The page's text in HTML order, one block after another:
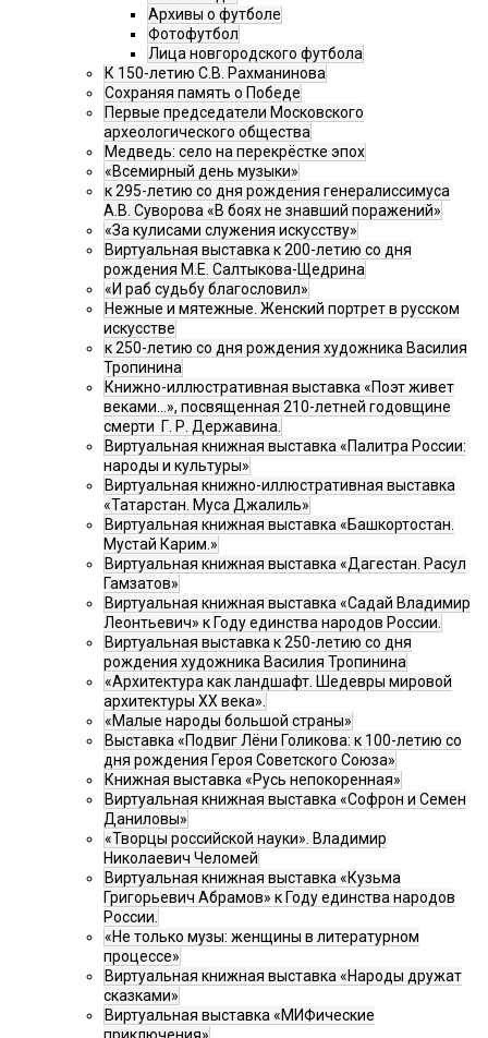
Архивы о футболе
Фотофутбол
Лица новгородского футбола
К 150-летию С.В. Рахманинова
Сохраняя память о Победе
Первые председатели Московского
археологического общества
Медведь: село на перекрёстке эпох
«Всемирный день музыки»
к 295-летию со дня рождения генералиссимуса
А.В. Суворова «В боях не знавший поражений»
«За кулисами служения искусству»
Виртуальная выставка к 200-летию со дня
рождения М.Е. Салтыкова-Щедрина
«И раб судьбу благословил»
Нежные и мятежные. Женский портрет в русском
искусстве
к 250-летию со дня рождения художника Василия
Тропинина
Книжно-иллюстративная выставка «Поэт живет
веками…», посвященная 210-летней годовщине
смерти Г. Р. Державина.
Виртуальная книжная выставка «Палитра России:
народы и культуры»
Виртуальная книжно-иллюстративная выставка
«Татарстан. Муса Джалиль»
Виртуальная книжная выставка «Башкортостан.
Мустай Карим.»
Виртуальная книжная выставка «Дагестан. Расул
Гамзатов»
Виртуальная книжная выставка «Садай Владимир
Леонтьевич» к Году единства народов России.
Виртуальная выставка к 250-летию со дня
рождения художника Василия Тропинина
«Архитектура как ландшафт. Шедевры мировой
архитектуры XX века».
«Малые народы большой страны»
Выставка «Подвиг Лёни Голикова: к 100-летию со
дня рождения Героя Советского Союза»
Книжная выставка «Русь непокоренная»
Виртуальная книжная выставка «Софрон и Семен
Даниловы»
«Творцы российской науки». Владимир
Николаевич Челомей
Виртуальная книжная выставка «Кузьма
Григорьевич Абрамов» к Году единства народов
России.
«Не только музы: женщины в литературном
процессе»
Виртуальная книжная выставка «Народы дружат
сказками»
Виртуальная выставка «МИФические